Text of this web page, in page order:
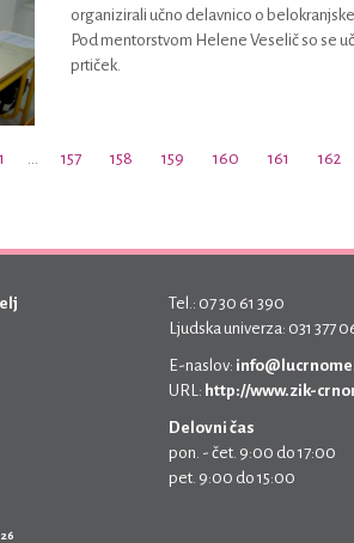
organizirali učno delavnico o
Pod mentorstvom Helene Veselič so se
prtiček.
1 157 158 159 160 161 162
Tel.: 07 30 61 390
Ljudska univerza: 031 377
E-naslov:
URL: http://www.zik-
Delovni čas
pon. - čet. 9:00 do 17:00
pet. 9:00 do 15:00